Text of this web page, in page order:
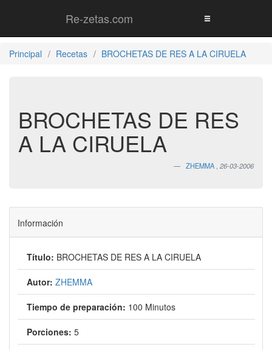
Re-zetas.com
Principal Recetas BROCHETAS DE RES A LA CIRUELA
BROCHETAS DE RES
A LA CIRUELA
ZHEMMA 26-03-2006
Información
Título: BROCHETAS DE RES A LA CIRUELA
Autor: ZHEMMA
Tiempo de preparación: 100 Minutos
Porciones: 5